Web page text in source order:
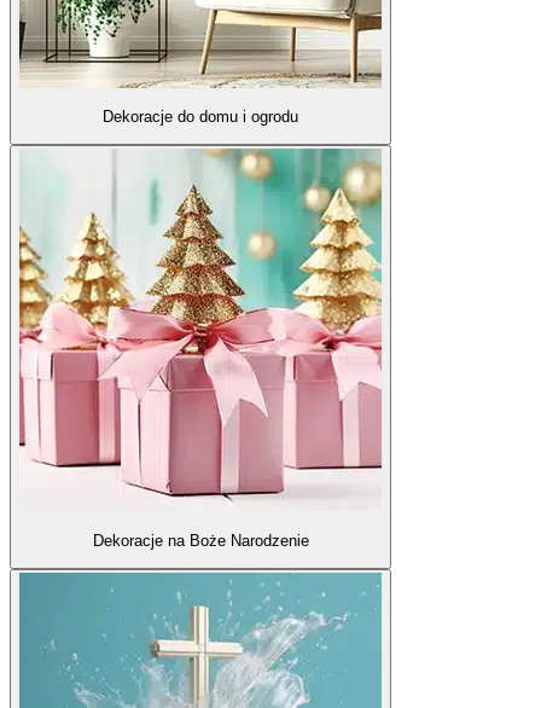
Dekoracje do domu i ogrodu
Dekoracje na Boże Narodzenie